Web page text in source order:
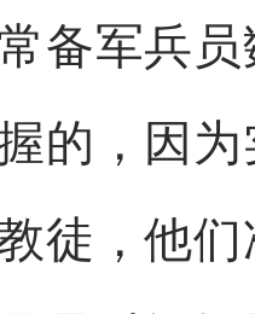
备军兵
的，因
徒，他